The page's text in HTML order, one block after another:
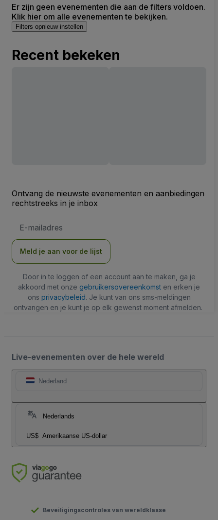
Er zijn geen evenementen die aan de filters voldoen.
Klik hier om alle evenementen te bekijken.
Filters opnieuw instellen
Recent bekeken
Ontvang de nieuwste evenementen en aanbiedingen
rechtstreeks in je inbox
mailadres
Meld je aan voor de lijst
Door in te loggen of een account aan te maken, ga je
akkoord met onze gebruikersovereenkomst en erken je
ons privacybeleid. Je kunt van ons sms-meldingen
ontvangen en je kunt je op elk gewenst moment afmelden.
Live-evenementen over de hele wereld
Nederland
Nederlands
US$ Amerikaanse US-dollar
Beveiligingscontroles van wereldklasse